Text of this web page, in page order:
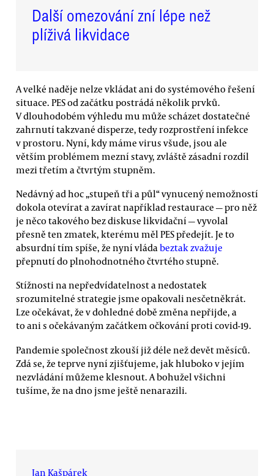
Další omezování zní lépe než
plíživá likvidace
A velké naděje nelze vkládat ani do systémového řešení
situace. PES od začátku postrádá několik prvků.
V dlouhodobém výhledu mu může scházet dostatečné
zahrnutí takzvané disperze, tedy rozprostření infekce
v prostoru. Nyní, kdy máme virus všude, jsou ale
větším problémem mezní stavy, zvláště zásadní rozdíl
mezi třetím a čtvrtým stupněm.
Nedávný ad hoc „stupeň tři a půl“ vynucený nemožností
dokola otevírat a zavírat například restaurace — pro něž
je něco takového bez diskuse likvidační — vyvolal
přesně ten zmatek, kterému měl PES předejít. Je to
absurdní tím spíše, že nyní vládabeztak zvažuje
přepnutí do plnohodnotného čtvrtého stupně.
Stížnosti na nepředvídatelnost a nedostatek
srozumitelné strategie jsme opakovali nesčetněkrát.
Lze očekávat, že v dohledné době změna nepřijde, a
to ani s očekávaným začátkem očkování proti covid-19.
Pandemie společnost zkouší již déle než devět měsíců.
Zdá se, že teprve nyní zjišťujeme, jak hluboko v jejím
nezvládání můžeme klesnout. A bohužel všichni
tušíme, že na dno jsme ještě nenarazili.
Jan Kašpárek